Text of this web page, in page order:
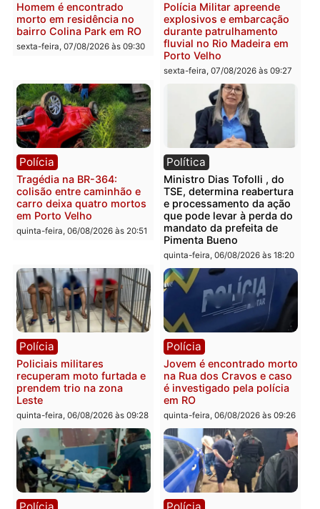
Casal é preso pela PRF
com mais de 72 quilos de
mercúrio escondidos em
estepe em Porto Velho
Polícia Civil deflagra
operação contra facção
criminosa que atacava
provedores de internet
Rondônia
Polícia
Homem é encontrado
morto em residência no
bairro Colina Park em RO
Polícia
Polícia Militar apreende
explosivos e
durante patrulhamento
fluvial no Rio Madeira em
Porto Velho
sexta-feira, 07/08/2026 às
Polícia
Tragédia na BR-364:
colisão entre caminhão e
carro deixa quatro mortos
em Porto Velho
quinta-feira, 06/08/2026 às 20:51
Política
Ministro Dias Tofolli , do
TSE, determina
e processamento da
que pode levar à perda
mandato da prefeita de
Pimenta Bueno
quinta-feira, 06/08/2026 às